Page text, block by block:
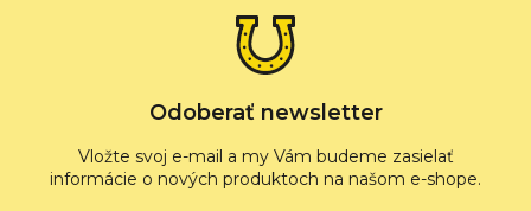
c
e
r
k
y
Odoberať newsletter
Vložte svoj e-mail a my Vám budeme zasielať
informácie o nových produktoch na našom e-shope.